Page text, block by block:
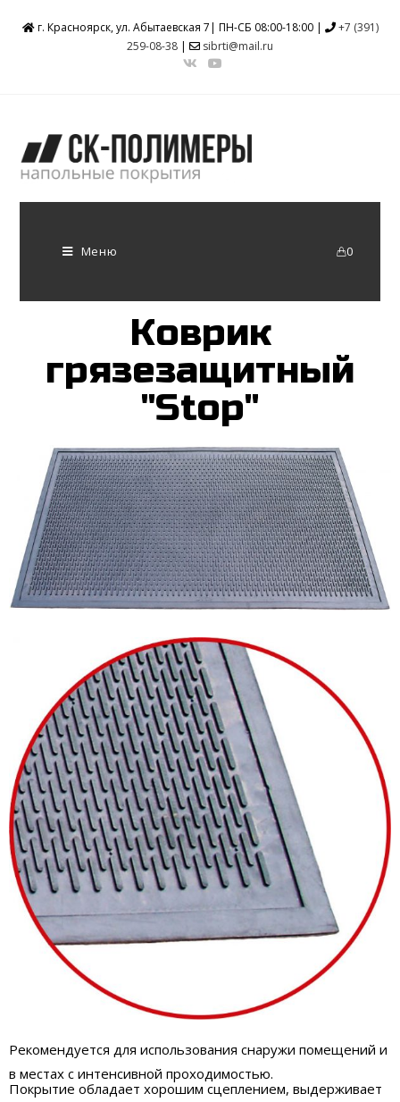
г. Красноярск, ул. Абытаевская 7| ПН-СБ 08:00-18:00 |
+7 (391)
259-08-38 | sibrti@mail.ru
0
Меню
Коврик
грязезащитный
"Stop"
Рекомендуется для использования снаружи помещений и
в местах с интенсивной проходимостью.
Покрытие обладает хорошим сцеплением, выдерживает